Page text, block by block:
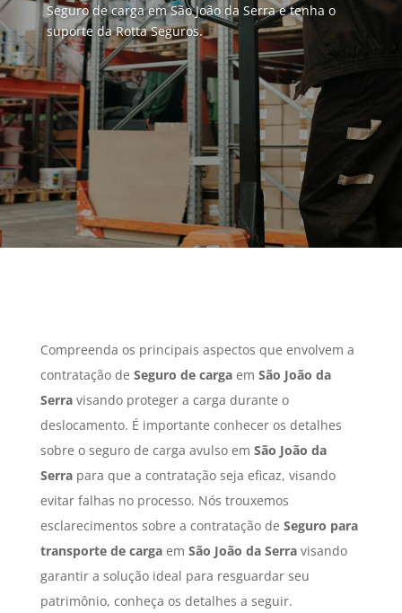
Seguro de carga em São João da Serra e tenha o
suporte da Rotta Seguros.
Compreenda os principais aspectos que envolvem a
contratação de Seguro de cargaem São João da
Serravisando proteger a carga durante o
deslocamento. É importante conhecer os detalhes
sobre o seguro de carga avulso em São João da
Serrapara que a contratação seja eficaz, visando
evitar falhas no processo. Nós trouxemos
esclarecimentos sobre a contratação de Seguro para
transporte de cargaem São João da Serravisando
garantir a solução ideal para resguardar seu
patrimônio, conheça os detalhes a seguir.